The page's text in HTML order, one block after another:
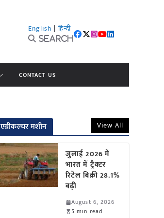
English | हिन्दी
Search
CONTACT US
एग्रीकल्चर मशीन View All
जुलाई 2026 में
भारत में ट्रैक्टर
रिटेल बिक्री 28.1%
बढ़ी
August 6, 2026
5 min read